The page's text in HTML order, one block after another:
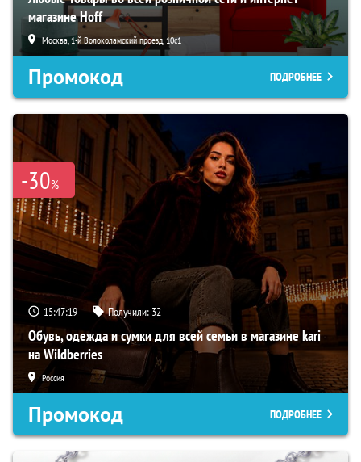
магазине Hoff
Москва, 1-й Волоколамский проезд, 10с1
Промокод ПОДРОБНЕЕ
-30%
15:47:18 Получили: 32
Обувь, одежда и сумки для всей семьи в магазине kari
на Wildberries
Россия
Промокод ПОДРОБНЕЕ